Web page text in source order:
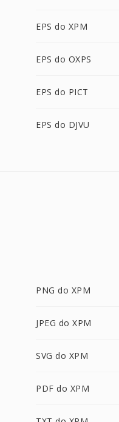
EPS do XPM
EPS do OXPS
EPS do PICT
EPS do DJVU
PNG do XPM
JPEG do XPM
SVG do XPM
PDF do XPM